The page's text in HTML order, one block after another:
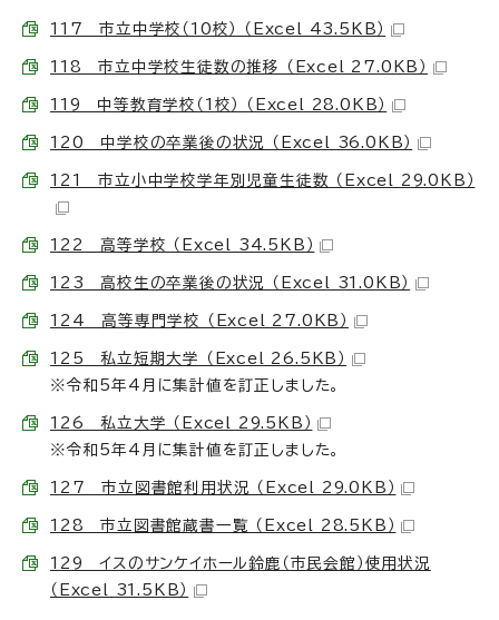
117 市立中学校（10校） （Excel 43.5KB）
118 市立中学校生徒数の推移 （Excel 27.0KB）
119 中等教育学校（1校） （Excel 28.0KB）
120 中学校の卒業後の状況 （Excel 36.0KB）
121 市立小中学校学年別児童生徒数 （Excel 29.0KB）
122 高等学校 （Excel 34.5KB）
123 高校生の卒業後の状況 （Excel 31.0KB）
124 高等専門学校 （Excel 27.0KB）
125 私立短期大学 （Excel 26.5KB）
※令和5年4月に集計値を訂正しました。
126 私立大学 （Excel 29.5KB）
※令和5年4月に集計値を訂正しました。
127 市立図書館利用状況 （Excel 29.0KB）
128 市立図書館蔵書一覧 （Excel 28.5KB）
129 イスのサンケイホール鈴鹿（市民会館）使用状況
（Excel 31.5KB）